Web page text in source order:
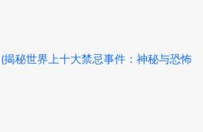
秘世界上十大禁忌事件：神秘与恐怖